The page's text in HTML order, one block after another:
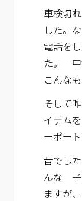
車検切
した。
電話を
た。 中
こんな
そして
イテム
ーポー
昔でし
んな 子
ますが、